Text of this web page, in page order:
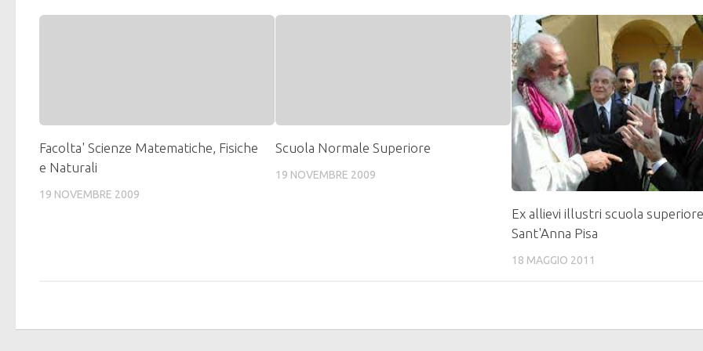
Facolta' Scienze Matematiche, Fisiche
e Naturali
19 NOVEMBRE 2009
Scuola Normale Superiore
19 NOVEMBRE 2009
Ex allievi illustri scuola
Sant'Anna Pisa
18 MAGGIO 2011